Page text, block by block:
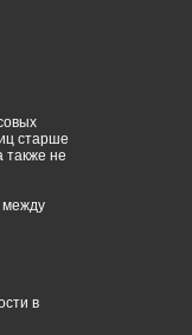
старше
также не
между
в